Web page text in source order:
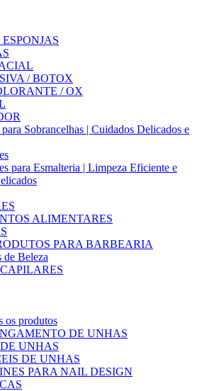
/ BOTOX
/ OX
Sobrancelhas | Cuidados Delicados e
para Esmalteria | Limpeza Eficiente e
ALIMENTARES
PARA BARBEARIA
de Beleza
os produtos
DE UNHAS
UNHAS
DE UNHAS
PARA NAIL DESIGN